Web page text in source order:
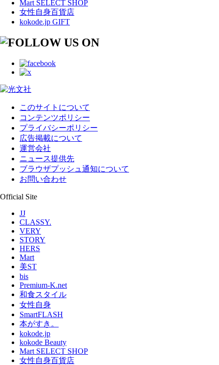
Mart SELECT SHOP
女性自身百貨店
kokode.jp GIFT
このサイトについて
コンテンツポリシー
プライバシーポリシー
広告掲載について
運営会社
ニュース提供先
ブラウザプッシュ通知について
お問い合わせ
Official Site
JJ
CLASSY.
VERY
STORY
HERS
Mart
美ST
bis
Premium-K.net
和食スタイル
女性自身
SmartFLASH
本がすき。
kokode.jp
kokode Beauty
Mart SELECT SHOP
女性自身百貨店